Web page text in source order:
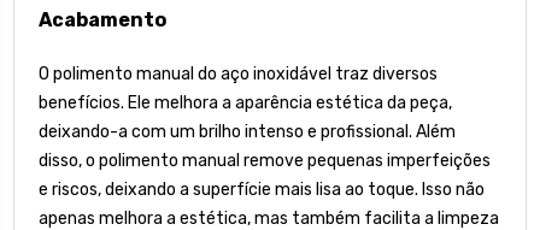
Acabamento
O polimento manual do aço inoxidável traz diversos
benefícios. Ele melhora a aparência estética da peça,
deixando-a com um brilho intenso e profissional. Além
disso, o polimento manual remove pequenas imperfeições
e riscos, deixando a superfície mais lisa ao toque. Isso não
apenas melhora a estética, mas também facilita a limpeza